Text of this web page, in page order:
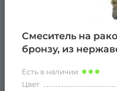
Смеситель на
бронзу, из
Есть в наличии
Цвет